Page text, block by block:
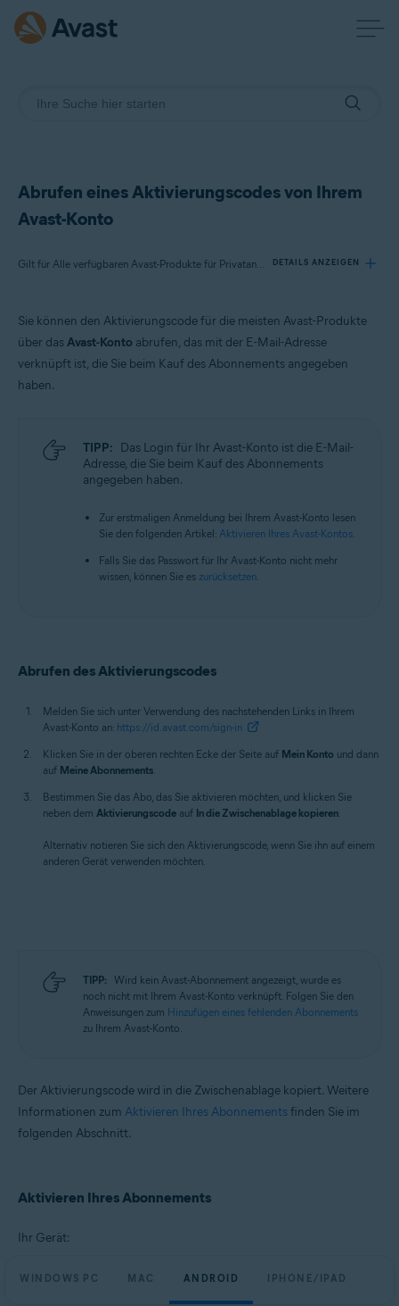
Abrufen eines Aktivierungscodes von Ihrem
Avast-Konto
Gilt für Alle verfügbaren Avast-Produkte für Privatanwender DETAILS ANZEIGEN
Betriebssysteme:
Sie können den Aktivierungscode für die meisten Avast-Produkte
über dasAvast-Konto abrufen, das mit der E-Mail-Adresse
verknüpft ist, die Sie beim Kauf des Abonnements angegeben
haben.
TIPP: Das Login für Ihr Avast-Konto ist die E-Mail-
Adresse, die Sie beim Kauf des Abonnements
angegeben haben.
Zur erstmaligen Anmeldung bei Ihrem Avast-Konto lesen
Sie den folgenden Artikel: Aktivieren Ihres Avast-Kontos.
Falls Sie das Passwort für Ihr Avast-Konto nicht mehr
wissen, können Sie es zurücksetzen.
Abrufen des Aktivierungscodes
Melden Sie sich unter Verwendung des nachstehenden Links in Ihrem
Avast-Konto an: https://id.avast.com/sign-in
Klicken Sie in der oberen rechten Ecke der Seite auf Mein Konto und dann
auf Meine Abonnements.
Bestimmen Sie das Abo, das Sie aktivieren möchten, und klicken Sie
neben dem Aktivierungscode auf In die Zwischenablage kopieren.
Alternativ notieren Sie sich den Aktivierungscode, wenn Sie ihn auf einem
anderen Gerät verwenden möchten.
TIPP: Wird kein Avast-Abonnement angezeigt, wurde es
noch nicht mit Ihrem Avast-Konto verknüpft. Folgen Sie den
Anweisungen zum Hinzufügen eines fehlenden Abonnements
zu Ihrem Avast-Konto.
Der Aktivierungscode wird in die Zwischenablage kopiert. Weitere
Informationen zum Aktivieren Ihres Abonnementsfinden Sie im
folgenden Abschnitt.
Aktivieren Ihres Abonnements
Ihr Gerät:
WINDOWS PC MAC ANDROID IPHONE/IPAD